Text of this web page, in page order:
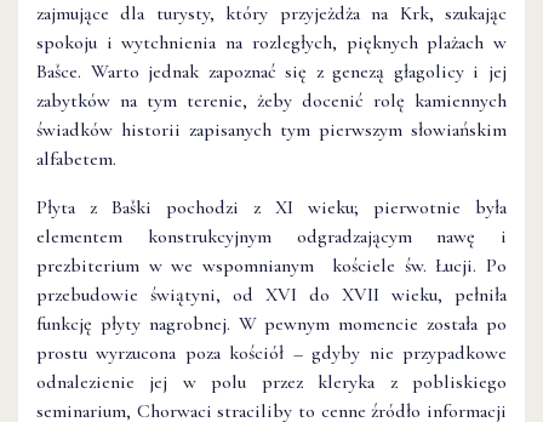
zajmujące dla turysty, który przyjeżdża na Krk, szukając
spokoju i wytchnienia na rozległych, pięknych plażach w
Bašce. Warto jednak zapoznać się z genezą głagolicy i jej
zabytków na tym terenie, żeby docenić rolę kamiennych
świadków historii zapisanych tym pierwszym słowiańskim
alfabetem.
Płyta z Baški pochodzi z XI wieku; pierwotnie była
elementem konstrukcyjnym odgradzającym nawę i
prezbiterium w we wspomnianym kościele św. Łucji. Po
przebudowie świątyni, od XVI do XVII wieku, pełniła
funkcję płyty nagrobnej. W pewnym momencie została po
prostu wyrzucona poza kościół – gdyby nie przypadkowe
odnalezienie jej w polu przez kleryka z pobliskiego
seminarium, Chorwaci straciliby to cenne źródło informacji